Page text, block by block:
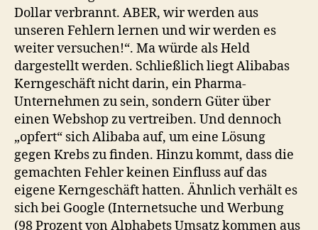
Dollar verbrannt. ABER, wir werden aus
unseren Fehlern lernen und wir werden es
weiter versuchen!“. Ma würde als Held
dargestellt werden. Schließlich liegt Alibabas
Kerngeschäft nicht darin, ein Pharma-
Unternehmen zu sein, sondern Güter über
einen Webshop zu vertreiben. Und dennoch
„opfert“ sich Alibaba auf, um eine Lösung
gegen Krebs zu finden. Hinzu kommt, dass die
gemachten Fehler keinen Einfluss auf das
eigene Kerngeschäft hatten. Ähnlich verhält es
sich bei Google (Internetsuche und Werbung
(98 Prozent von Alphabets Umsatz kommen aus